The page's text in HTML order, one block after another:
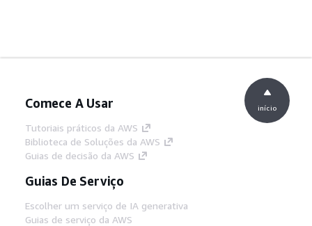
Comece A Usar
Tutoriais práticos da AWS
Biblioteca de Soluções da AWS
Guias de decisão da AWS
Guias De Serviço
Escolher um serviço de IA generativa
Guias de serviço da AWS
início